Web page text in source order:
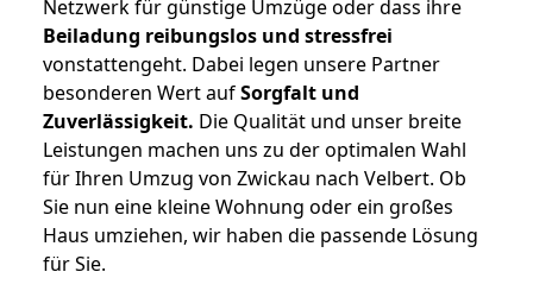
Netzwerk für günstige Umzüge oder dass ihre
Beiladung reibungslos und stressfrei
vonstattengeht. Dabei legen unsere Partner
besonderen Wert aufSorgfalt und
Zuverlässigkeit. Die Qualität und unser breite
Leistungen machen uns zu der optimalen Wahl
für Ihren Umzug von Zwickau nach Velbert. Ob
Sie nun eine kleine Wohnung oder ein großes
Haus umziehen, wir haben die passende Lösung
für Sie.